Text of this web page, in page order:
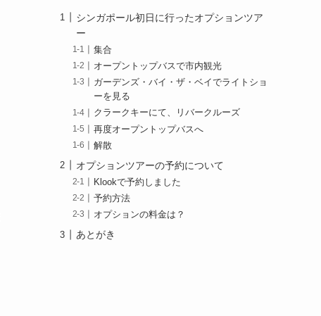
シンガポール初日に行ったオプションツア
ー
集合
オープントップバスで市内観光
ガーデンズ・バイ・ザ・ベイでライトショ
ーを見る
クラークキーにて、リバークルーズ
再度オープントップバスへ
解散
オプションツアーの予約について
Klookで予約しました
予約方法
オプションの料金は？
あとがき